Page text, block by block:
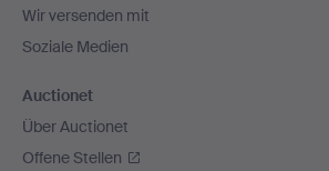
Wir versenden mit
Soziale Medien
Auctionet
Über Auctionet
Offene Stellen